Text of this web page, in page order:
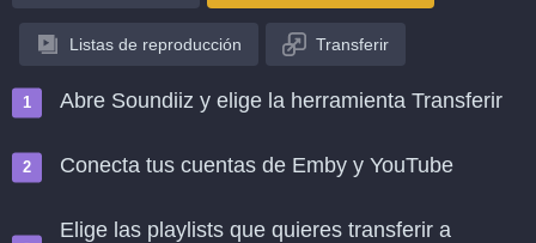
Listas de reproducción Transferir
Abre Soundiiz y elige la herramienta Transferir
Conecta tus cuentas de Emby y YouTube
Elige las playlists que quieres transferir a